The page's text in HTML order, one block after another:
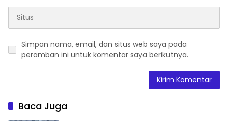
Simpan nama, email, dan situs web saya pada
peramban ini untuk komentar saya berikutnya.
Baca Juga